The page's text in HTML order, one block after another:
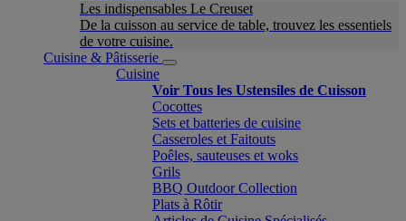
Les indispensables Le Creuset
De la cuisson au service de table, trouvez les essentiels
de votre cuisine.
Cuisine & Pâtisserie
Cuisine
Voir Tous les Ustensiles de Cuisson
Cocottes
Sets et batteries de cuisine
Casseroles et Faitouts
Poêles, sauteuses et woks
Grils
BBQ Outdoor Collection
Plats à Rôtir